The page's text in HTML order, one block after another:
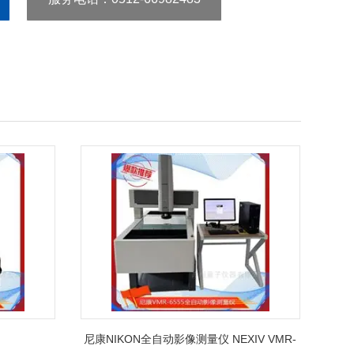
尼康NIKON全自动影像测量仪 NEXIV VMR-